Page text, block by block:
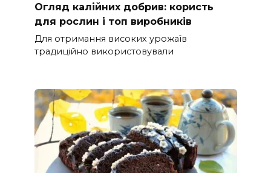
Огляд калійних добрив: користь
для рослин і топ виробників
Для отримання високих урожаїв
традиційно використовували